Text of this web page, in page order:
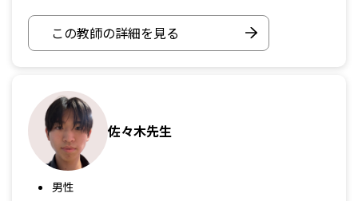
この教師の詳細を見る
佐々木先生
男性